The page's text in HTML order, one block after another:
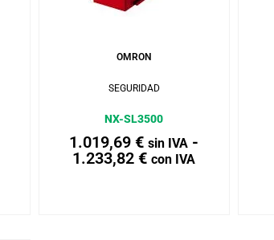
OMRON
SEGURIDAD
NX-SL3500
1.019,69€ sin IVA -
1.233,82€ con IVA